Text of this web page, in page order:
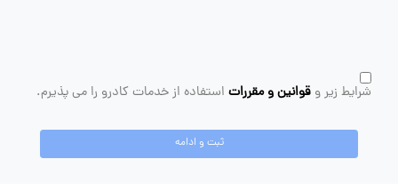
شرایط زیر و قوانین و مقررات استفاده از خدمات کادرو را می پذیرم.
ثبت و ادامه